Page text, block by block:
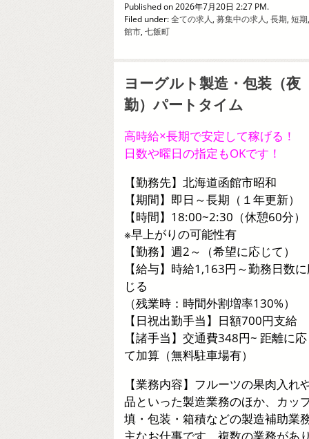
Published on 2026年7月20日 2:27 PM.
Filed under:全ての求人, 募集中の求人, 長期, 短期
館市, 七飯町
ヨーグルト製造・包装（夜
勤）パートタイム
高時給×長期で安定して稼げる！
日数や曜日の指定もOKです！
【勤務先】北海道函館市昭和
【期間】即日～長期（１年更新）
【時間】18:00~2:30（休憩60分）
※早上がりの可能性有
【勤務】週2～（希望に応じて）
【給与】時給1,163円～勤務日数
じる
（残業時：時間外割増率130%）
【日祝出勤手当】日額700円支給
【諸手当】交通費348円~ 距離に
て加算（無料駐車場有）
【業務内容】フルーツの果肉入れ
品といった製造業務のほか、カッ
填・包装・箱積などの製造補助業